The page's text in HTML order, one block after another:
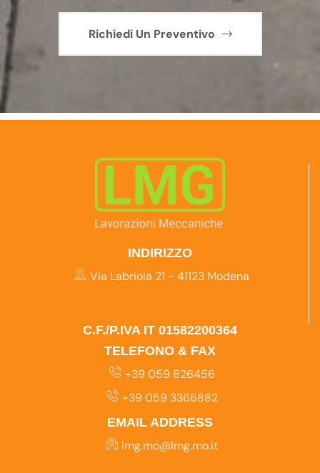
Richiedi Un Preventivo
INDIRIZZO
Via Labriola 21 - 41123 Modena
C.F./P.IVA IT 01582200364
TELEFONO & FAX
+39 059 826456
+39 059 3366882
EMAIL ADDRESS
lmg.mo@lmg.mo.it